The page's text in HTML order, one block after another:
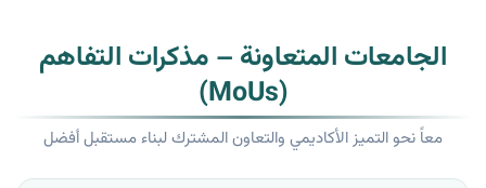
الجامعات المتعاونة – مذكرات التفاهم
(MoUs)
معاً نحو التميز الأكاديمي والتعاون المشترك لبناء مستقبل أفضل